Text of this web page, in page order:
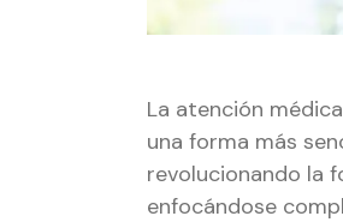
La atención
una forma más
revolucionando la
enfocándose